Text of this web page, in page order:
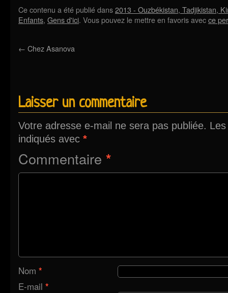
Ce contenu a été publié dans2013 - Ouzbékistan, Tadjikistan,
Enfants, Gens d'ici. Vous pouvez le mettre en favoris avecce
← Chez Asanova
Laisser un commentaire
Votre adresse e-mail ne sera pas publiée.
indiqués avec *
Commentaire *
Nom *
E-mail *